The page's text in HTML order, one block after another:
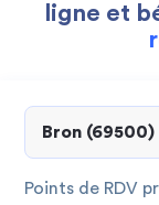
ligne et
Points de RDV